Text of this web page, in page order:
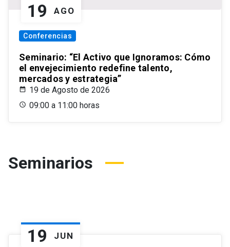
19 AGO
Conferencias
Seminario: “El Activo que Ignoramos: Cómo
el envejecimiento redefine talento,
mercados y estrategia”
19 de Agosto de 2026
09:00 a 11:00 horas
Seminarios
19 JUN